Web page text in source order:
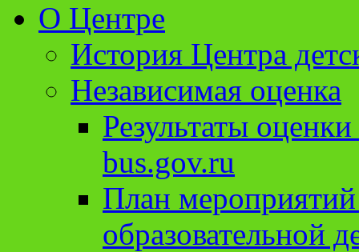
О Центре
История Центра
Независимая оценка
Результаты
bus.gov.ru
План
образовательной